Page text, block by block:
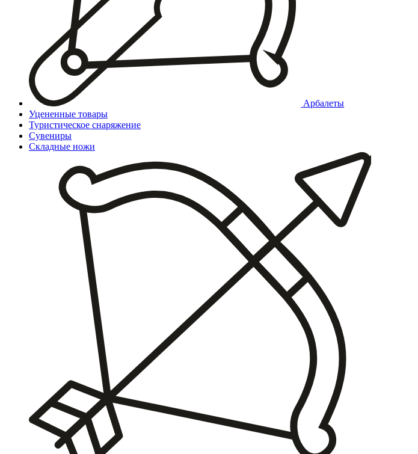
Арбалеты
Уцененные товары
Туристическое снаряжение
Сувениры
Складные ножи